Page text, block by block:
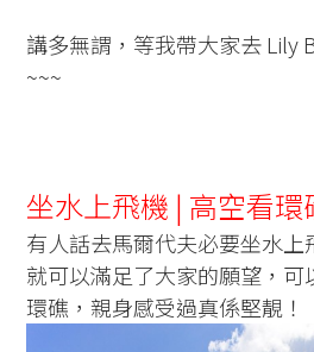
講多無謂，等我帶大家去 Lily
~~~
坐水上飛機 | 高空看環
有人話去馬爾代夫必要坐水上
就可以滿足了大家的願望，
環礁，親身感受過真係堅靚！